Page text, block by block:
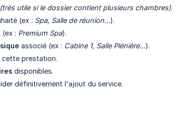
(très utile si le dossier contient plusieurs chambres).
(ex : Spa, Salle de réunion...).
: Premium Spa).
associé (ex : Cabine 1, Salle Plénière...).
cette prestation.
disponibles.
définitivement l'ajout du service.